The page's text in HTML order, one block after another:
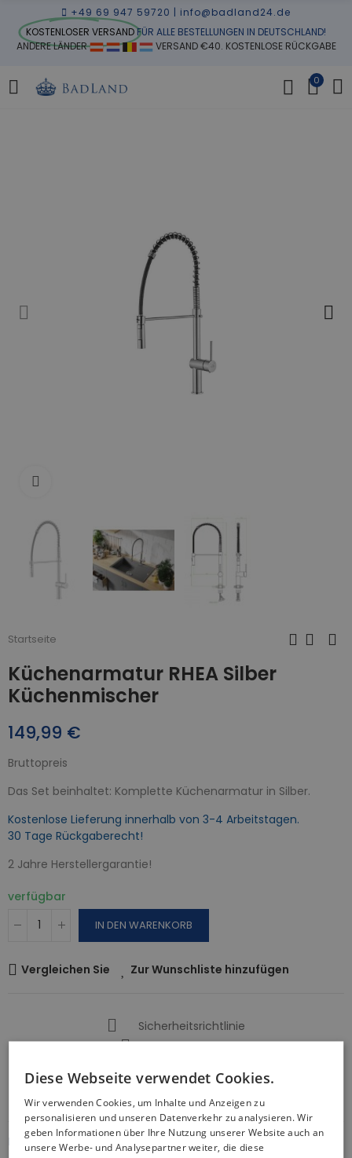
+49 69 947 59720 | info@badland24.de
KOSTENLOSER VERSANDFÜR ALLE BESTELLUNGEN IN DEUTSCHLAND!
ANDERE LÄNDER
VERSAND €40. KOSTENLOSE RÜCKGABE
0
Startseite
Küchenarmatur RHEA Silber
Küchenmischer
149,99 €
Bruttopreis
Das Set beinhaltet: Komplette Küchenarmatur in Silber.
Kostenlose Lieferung innerhalb von 3-4 Arbeitstagen.
30 Tage Rückgaberecht!
2 Jahre Herstellergarantie!
verfügbar
IN DEN WARENKORB
Vergleichen Sie Zur Wunschliste hinzufügen
Sicherheitsrichtlinie
Gratis Versand
Informationen zur Produktsicherheit
BESCHREIBUNG
Diese Webseite verwendet Cookies.
Wir verwenden Cookies, um Inhalte und Anzeigen zu
personalisieren und unseren Datenverkehr zu analysieren. Wir
geben Informationen über Ihre Nutzung unserer Website auch an
unsere Werbe- und Analysepartner weiter, die diese